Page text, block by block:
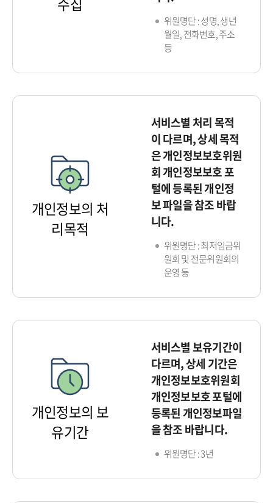
위원명단 : 성명, 생년
월일, 전화번호, 주소
등
개인정보의 처
리목적
서비스별 처리 목적
이 다르며, 상세 목적
은 개인정보보호위원
회 개인정보보호 포
털에 등록된 개인정
보 파일을 참조 바랍
니다.
위원명단 : 최저임금위
원회 및 전문위원회의
운영 등
개인정보의 보
유기간
서비스별 보유기간이
다르며, 상세 기간은
개인정보보호위원회
개인정보보호 포털에
등록된 개인정보파일
을 참조 바랍니다.
위원명단 : 3년